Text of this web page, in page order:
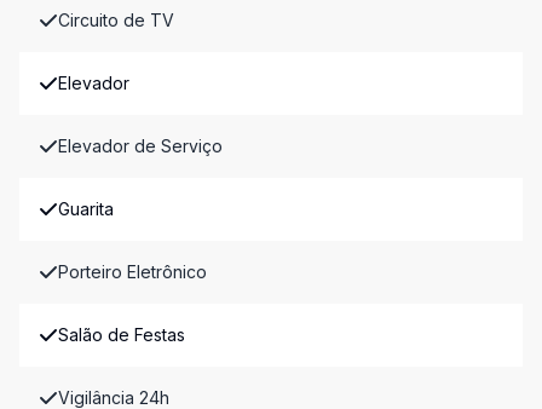
Circuito de TV
Elevador
Elevador de Serviço
Guarita
Porteiro Eletrônico
Salão de Festas
Vigilância 24h